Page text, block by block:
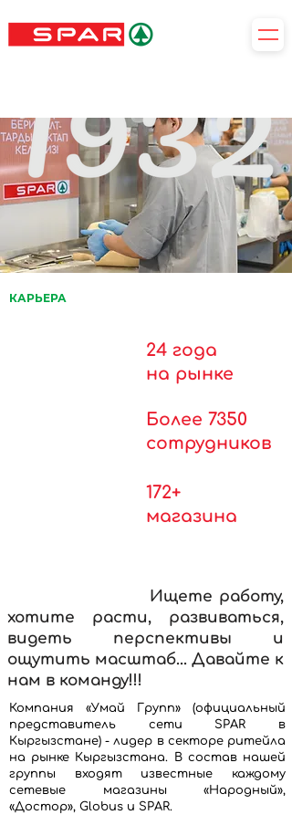
КАРЬЕРА
24 года
на рынке
Более 7350
сотрудников
172+
магазина
Ищете работу,
хотите расти, развиваться,
видеть перспективы и
ощутить масштаб... Давайте к
нам в команду!!!
Компания «Умай Групп» (официальный
представитель сети SPAR в
Кыргызстане) - лидер в секторе ритейла
на рынке Кыргызстана. В состав нашей
группы входят известные каждому
сетевые магазины «Народный»,
«Достор», Globus и SPAR.